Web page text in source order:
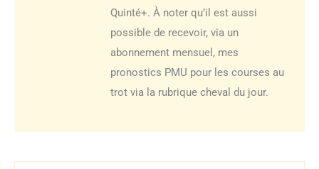
Quinté+. À noter qu’il est aussi
possible de recevoir, via un
abonnement mensuel, mes
pronostics PMU pour les courses au
trot via la rubrique cheval du jour.